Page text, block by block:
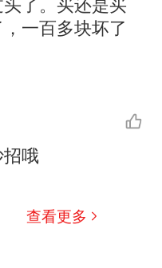
了。买还是买
一百多块坏了
哦
查看更多
国小炒肉大王”称
评出？中国烹饪
偶然发现鸡枞菌